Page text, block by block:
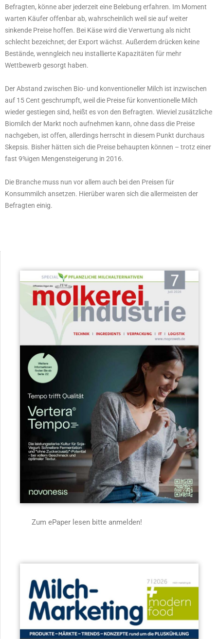
Befragten, könne aber jederzeit eine Belebung erfahren. Im Moment
warten Käufer offenbar ab, wahrscheinlich weil sie auf weiter
sinkende Preise hoffen. Bei Käse wird die Verwertung als nicht
schlecht bezeichnet; der Export wächst. Außerdem drücken keine
Bestände, wenngleich neu installierte Kapazitäten für mehr
Wettbewerb gesorgt haben.
Der Abstand zwischen Bio- und konventioneller Milch ist inzwischen
auf 15 Cent geschrumpft, weil die Preise für konventionelle Milch
wieder gestiegen sind, heißt es von den Befragten. Wieviel zusätzliche
Biomilch der Markt noch aufnehmen kann, ohne dass die Preise
nachgeben, ist offen, allerdings herrscht in diesem Punkt durchaus
Skepsis. Bisher hätten sich die Preise behaupten können – trotz einer
fast 9%igen Mengensteigerung in 2016.
Die Branche muss nun vor allem auch bei den Preisen für
Konsummilch ansetzen. Hierüber waren sich die allermeisten der
Befragten einig.
Zum ePaper lesen bitte anmelden!